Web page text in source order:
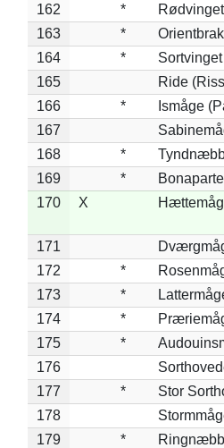
162
*
163
*
164
*
165
Ride
166
*
Ismåge
167
168
*
169
*
170
X
171
172
*
173
*
174
*
175
*
176
177
*
Stor
178
179
*